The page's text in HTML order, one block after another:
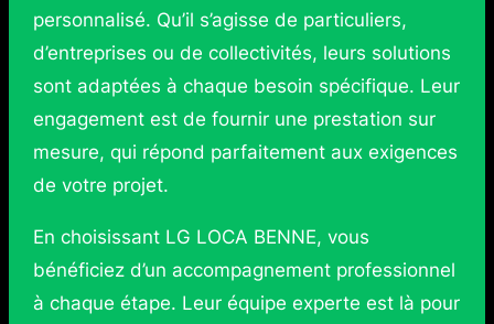
personnalisé. Qu’il s’agisse de particuliers,
d’entreprises ou de collectivités, leurs solutions
sont adaptées à chaque besoin spécifique. Leur
engagement est de fournir une prestation sur
mesure, qui répond parfaitement aux exigences
de votre projet.
En choisissant LG LOCA BENNE, vous
bénéficiez d’un accompagnement professionnel
à chaque étape. Leur équipe experte est là pour